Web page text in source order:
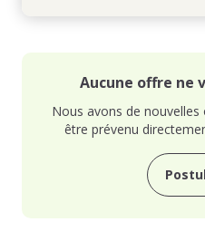
Aucune offre ne
Nous avons de
être prévenu